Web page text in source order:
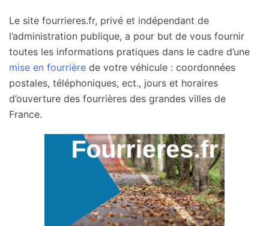
Le site fourrieres.fr, privé et indépendant de
l’administration publique, a pour but de vous fournir
toutes les informations pratiques dans le cadre d’une
mise en fourrière de votre véhicule : coordonnées
postales, téléphoniques, ect., jours et horaires
d’ouverture des fourrières des grandes villes de
France.